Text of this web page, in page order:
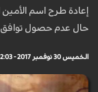
إعادة طرح اسم الأمين
حال عدم حصول توافق
الخميس 30 نوفمبر 2017 - 12:03 بتوقيت مكة